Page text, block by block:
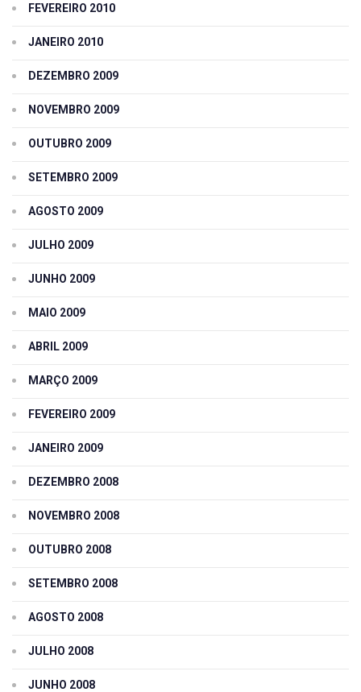
FEVEREIRO 2010
JANEIRO 2010
DEZEMBRO 2009
NOVEMBRO 2009
OUTUBRO 2009
SETEMBRO 2009
AGOSTO 2009
JULHO 2009
JUNHO 2009
MAIO 2009
ABRIL 2009
MARÇO 2009
FEVEREIRO 2009
JANEIRO 2009
DEZEMBRO 2008
NOVEMBRO 2008
OUTUBRO 2008
SETEMBRO 2008
AGOSTO 2008
JULHO 2008
JUNHO 2008